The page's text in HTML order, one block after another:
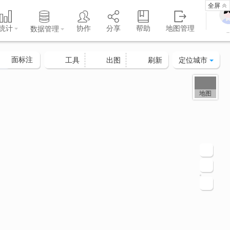
计 数据管理 协作 分享 帮助 地图管理
全屏
地图
面标注 工具 出图 刷新 定位城市